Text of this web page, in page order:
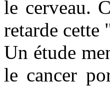
le cerveau.
retarde
Un étude
le cancer